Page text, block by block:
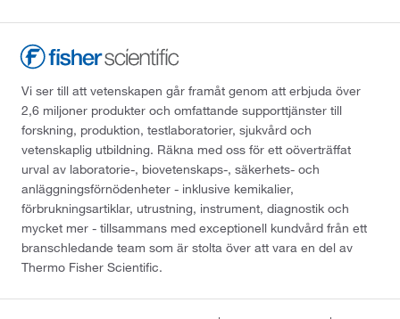
Vi ser till att vetenskapen går framåt genom att erbjuda över
2,6 miljoner produkter och omfattande supporttjänster till
forskning, produktion, testlaboratorier, sjukvård och
vetenskaplig utbildning. Räkna med oss för ett oöverträffat
urval av laboratorie-, biovetenskaps-, säkerhets- och
anläggningsförnödenheter - inklusive kemikalier,
förbrukningsartiklar, utrustning, instrument, diagnostik och
mycket mer - tillsammans med exceptionell kundvård från ett
branschledande team som är stolta över att vara en del av
Thermo Fisher Scientific.